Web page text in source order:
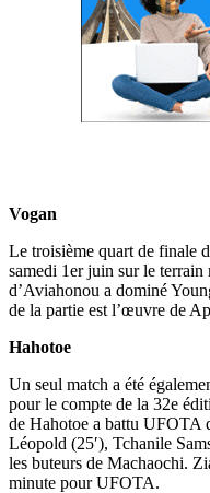
Vogan
Le troisième quart de finale
samedi 1er juin sur le
d’Aviahonou a dominé
de la partie est l’œuvre de
Hahotoe
Un seul match a été
pour le compte de la 32e
de Hahotoe a battu UFOTA
Léopold (25′), Tchanile
les buteurs de Machaochi.
minute pour UFOTA.